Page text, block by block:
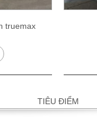
truemax
TIÊU ĐIỂM